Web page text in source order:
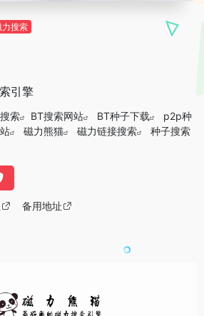
力搜索
引擎
索 BT搜索网站 BT种子下载
p2p种
磁力熊猫 磁力链接搜索
种子搜索
备用地址